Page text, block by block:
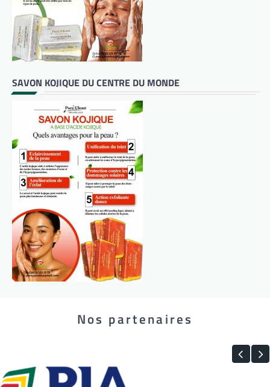
SAVON KOJIQUE DU CENTRE DU MONDE
Nos partenaires